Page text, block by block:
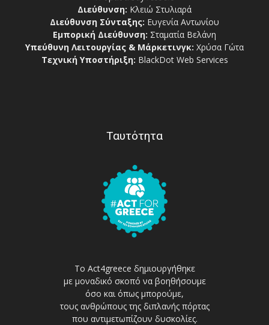
Διεύθυνση: Κλειώ Στυλιαρά
Διεύθυνση Σύνταξης: Ευγενία Αντωνίου
Εμπορική Διεύθυνση: Σταματία Βελάνη
Υπεύθυνη Λειτουργίας & Μάρκετινγκ: Χρύσα Γώτα
Τεχνική Υποστήριξη: BlackDot Web Services
Ταυτότητα
Το Act4greece δημιουργήθηκε
με μοναδικό σκοπό να βοηθήσουμε
όσο και όπως μπορούμε,
τους ανθρώπους της διπλανής πόρτας
που αντιμετωπίζουν δυσκολίες.